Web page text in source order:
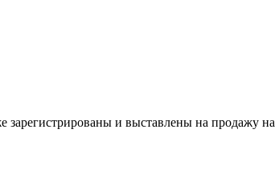
и выставлены на продажу